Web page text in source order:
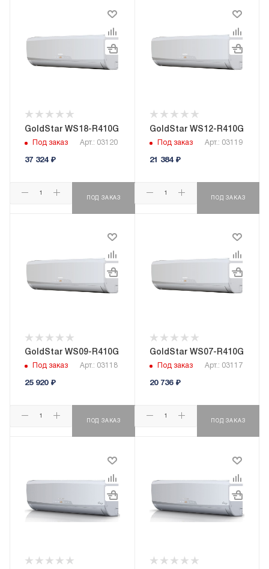
GoldStar WS18-R410G
Под заказ Арт.: 03120
37 324₽
ПОД ЗАКАЗ
GoldStar WS12-R410G
Под заказ Арт.: 03119
21 384₽
ПОД ЗАКАЗ
GoldStar WS09-R410G
Под заказ Арт.: 03118
25 920₽
ПОД ЗАКАЗ
GoldStar WS07-R410G
Под заказ Арт.: 03117
20 736₽
ПОД ЗАКАЗ